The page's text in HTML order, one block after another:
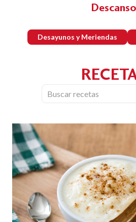
Descanso
Desayunos y Meriendas